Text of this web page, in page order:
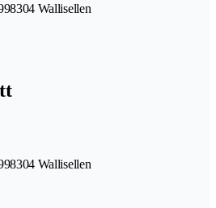
8304 Wallisellen
8304 Wallisellen